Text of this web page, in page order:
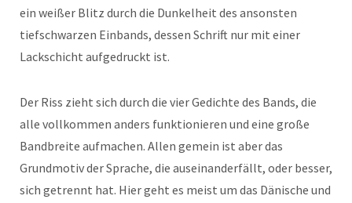
ein weißer Blitz durch die Dunkelheit des ansonsten
tiefschwarzen Einbands, dessen Schrift nur mit einer
Lackschicht aufgedruckt ist.
Der Riss zieht sich durch die vier Gedichte des Bands, die
alle vollkommen anders funktionieren und eine große
Bandbreite aufmachen. Allen gemein ist aber das
Grundmotiv der Sprache, die auseinanderfällt, oder besser,
sich getrennt hat. Hier geht es meist um das Dänische und